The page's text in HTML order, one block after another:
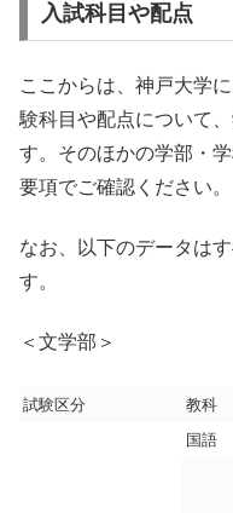
入試科目や配点
ここからは、神戸大学
験科目や配点について
す。そのほかの学部・
要項でご確認ください。
なお、以下のデータは
す。
＜文学部＞
試験区分 教科
国語